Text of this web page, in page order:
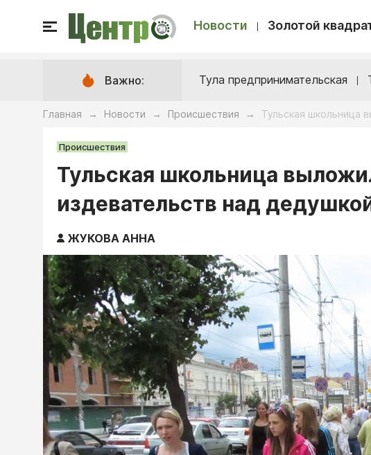
Новости Золотой
Важно: Тула предпринимательская
Главная → Новости → Происшествия → Тульская школьница
Происшествия
Тульская школьница
издевательств над
ЖУКОВА АННА